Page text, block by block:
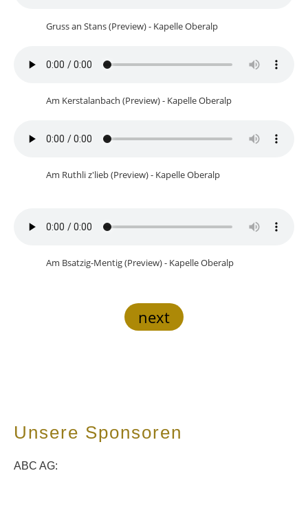
Gruss an Stans (Preview) - Kapelle Oberalp
Am Kerstalanbach (Preview) - Kapelle Oberalp
Am Ruthli z'lieb (Preview) - Kapelle Oberalp
Am Bsatzig-Mentig (Preview) - Kapelle Oberalp
next
Unsere Sponsoren
ABC AG: